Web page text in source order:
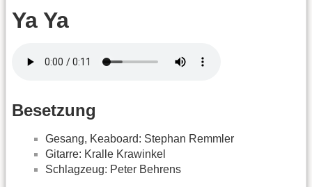
Ya Ya
Besetzung
Gesang, Keaboard: Stephan Remmler
Gitarre: Kralle Krawinkel
Schlagzeug: Peter Behrens